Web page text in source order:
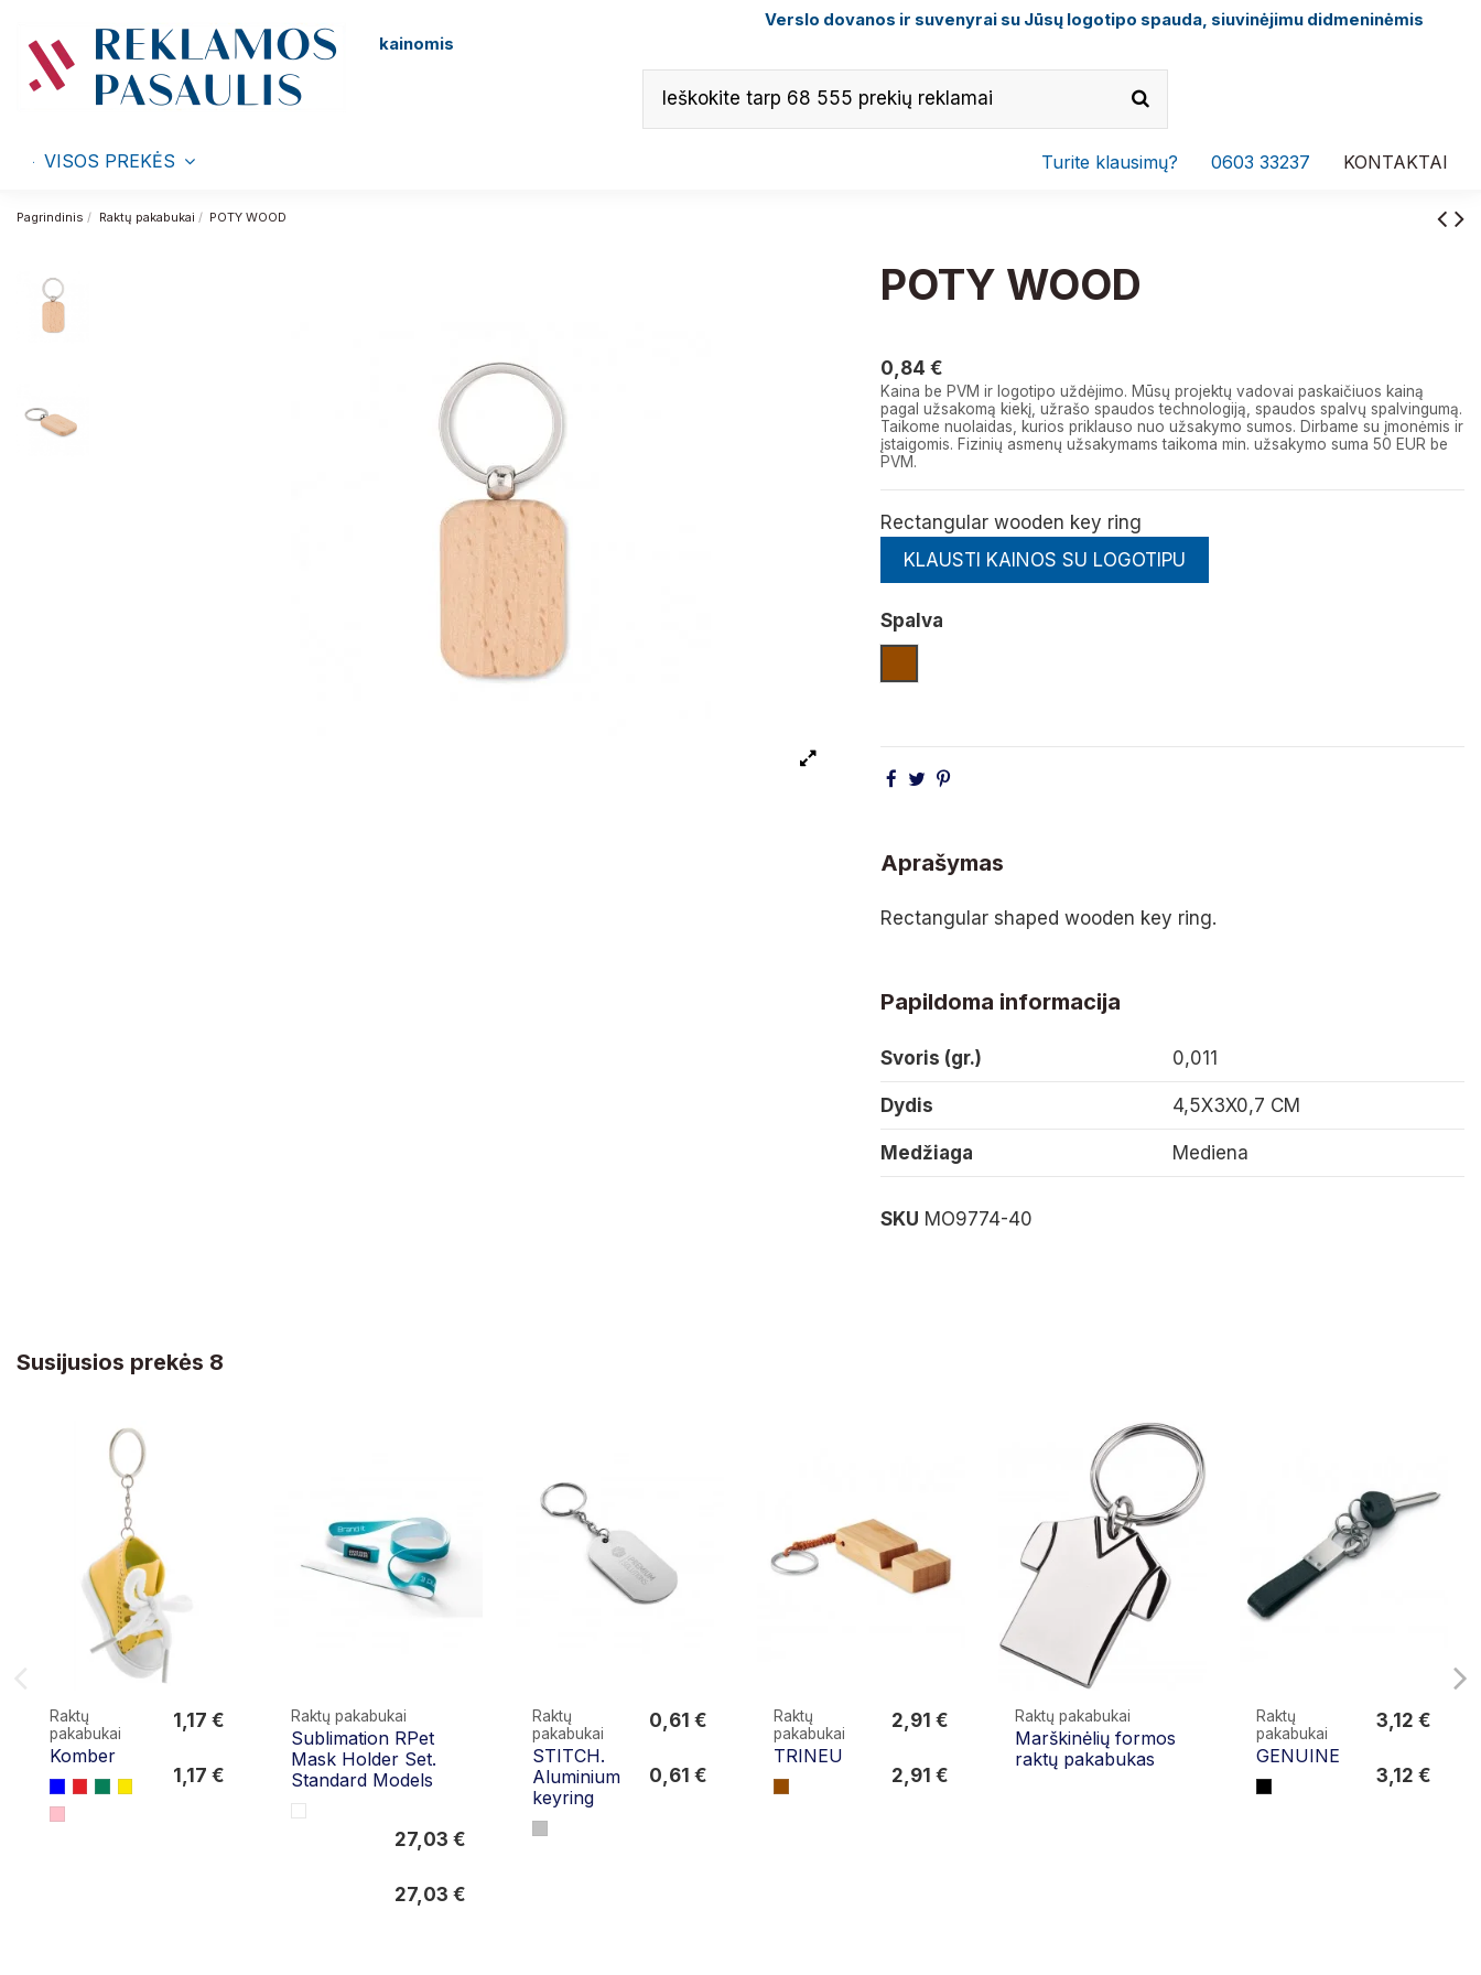
Verslo dovanos ir suvenyrai su Jūsų logotipo spauda, siuvinėjimu didmeninėmis
kainomis
VISOS PREKĖS KONTAKTAI
0603 33237
Turite klausimų?
Pagrindinis Raktų pakabukai POTY WOOD
POTY WOOD
0,84 €
Kaina be PVM ir logotipo uždėjimo. Mūsų projektų vadovai paskaičiuos kainą
pagal užsakomą kiekį, užrašo spaudos technologiją, spaudos spalvų spalvingumą.
Taikome nuolaidas, kurios priklauso nuo užsakymo sumos. Dirbame su įmonėmis ir
įstaigomis. Fizinių asmenų užsakymams taikoma min. užsakymo suma 50 EUR be
PVM.
Rectangular wooden key ring
KLAUSTI KAINOS SU LOGOTIPU
Spalva
Aprašymas
Rectangular shaped wooden key ring.
Papildoma informacija
Svoris (gr.) 0,011
Dydis 4,5X3X0,7 CM
Medžiaga Mediena
SKU MO9774-40
Susijusios prekės 8
Raktų
pakabukai
Komber
1,17 €
1,17 €
Raktų pakabukai
Sublimation RPet
Mask Holder Set.
Standard Models
27,03 €
27,03 €
Raktų
pakabukai
STITCH.
Aluminium
keyring
0,61 €
0,61 €
Raktų
pakabukai
TRINEU
2,91 €
2,91 €
Raktų pakabukai
Marškinėlių formos
raktų pakabukas
Raktų
pakabukai
GENUINE
3,12 €
3,12 €